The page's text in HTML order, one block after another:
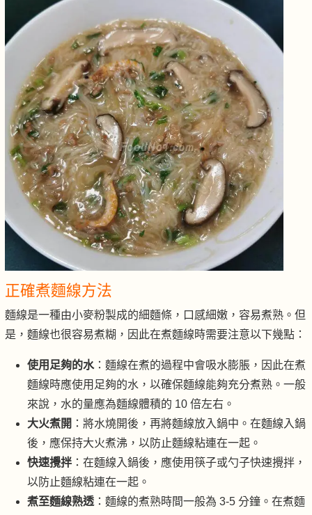
正確煮麵線方法
麵線是一種由小麥粉製成的細麵條，口感細嫩，容易煮熟。但
是，麵線也很容易煮糊，因此在煮麵線時需要注意以下幾點：
使用足夠的水：麵線在煮的過程中會吸水膨脹，因此在煮
麵線時應使用足夠的水，以確保麵線能夠充分煮熟。一般
來說，水的量應為麵線體積的 10 倍左右。
大火煮開 ：將水燒開後，再將麵線放入鍋中。在麵線入鍋
後，應保持大火煮沸，以防止麵線粘連在一起。
快速攪拌 ：在麵線入鍋後，應使用筷子或勺子快速攪拌，
以防止麵線粘連在一起。
煮至麵線熟透：麵線的煮熟時間一般為 3-5 分鐘。在煮麵